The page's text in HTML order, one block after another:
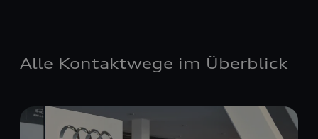
Alle Kontaktwege im Überblick